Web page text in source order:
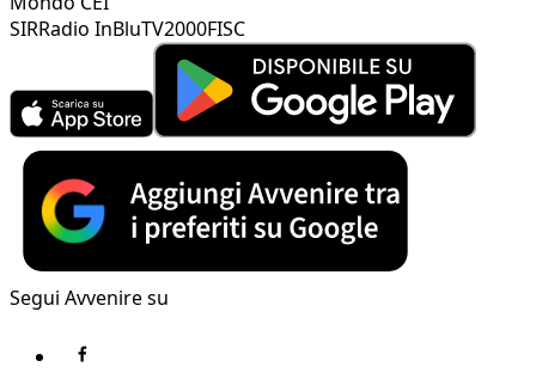
SIRRadio InBluTV2000FISC
Segui Avvenire su